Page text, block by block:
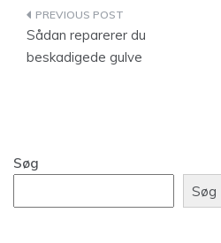
Indlægsnavigation
Sådan reparerer du
beskadigede gulve
Søg
Søg